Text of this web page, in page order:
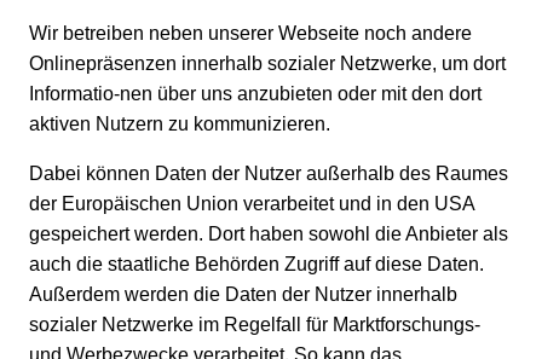
Wir betreiben neben unserer Webseite noch andere
Onlinepräsenzen innerhalb sozialer Netzwerke, um dort
Informatio-nen über uns anzubieten oder mit den dort
aktiven Nutzern zu kommunizieren.
Dabei können Daten der Nutzer außerhalb des Raumes
der Europäischen Union verarbeitet und in den USA
gespeichert werden. Dort haben sowohl die Anbieter als
auch die staatliche Behörden Zugriff auf diese Daten.
Außerdem werden die Daten der Nutzer innerhalb
sozialer Netzwerke im Regelfall für Marktforschungs-
und Werbezwecke verarbeitet. So kann das